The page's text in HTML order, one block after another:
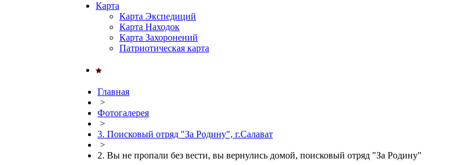
Карта
Карта Экспедиций
Карта Находок
Карта Захоронений
Патриотическая карта
Главная
>
Фотогалерея
>
3. Поисковый отряд "За Родину", г.Салават
>
2. Вы не пропали без вести, вы вернулись домой, поисковый отряд "За Родину"